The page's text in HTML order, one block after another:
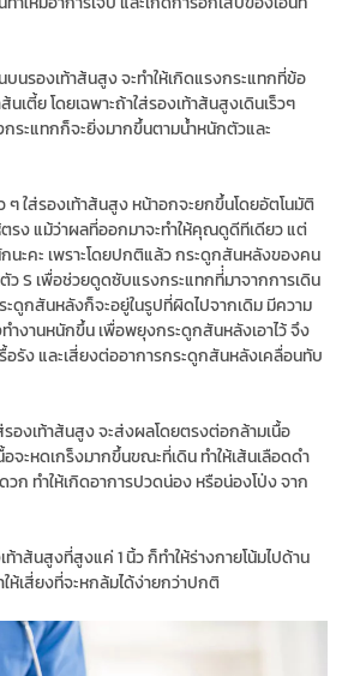
บนรองเท้าส้นสูง จะทำให้เกิดแรงกระแทกที่ข้อ
นเตี้ย โดยเฉพาะถ้าใส่รองเท้าส้นสูงเดินเร็วๆ
ระแทกก็จะยิ่งมากขึ้นตามน้ำหนักตัวและ
ๆ ใส่รองเท้าส้นสูง หน้าอกจะยกขึ้นโดยอัตโนมัติ
ตรง แม้ว่าผลที่ออกมาจะทำให้คุณดูดีทีเดียว แต่
นะคะ เพราะโดยปกติแล้ว กระดูกสันหลังของคน
ว S เพื่อช่วยดูดซับแรงกระแทกที่่มาจากการเดิน
ะดูกสันหลังก็จะอยู่ในรูปที่ผิดไปจากเดิม มีความ
ำงานหนักขึ้น เพื่อพยุงกระดูกสันหลังเอาไว้ จึง
อรัง และเสี่ยงต่ออาการกระดูกสันหลังเคลื่อนทับ
องเท้าส้นสูง จะส่งผลโดยตรงต่อกล้ามเนื้อ
จะหดเกร็งมากขึ้นขณะที่เดิน ทำให้เส้นเลือดดำ
วก ทำให้เกิดอาการปวดน่อง หรือน่องโป่ง จาก
ท้าส้นสูงที่สูงแค่ 1 นิ้ว ก็ทำให้ร่างกายโน้มไปด้าน
ห้เสี่ยงที่จะหกล้มได้ง่ายกว่าปกติ